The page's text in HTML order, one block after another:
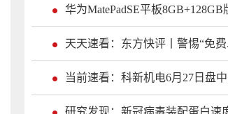
华为MatePadSE平板8GB+128GB
天天速看：东方快评丨警惕“免费
当前速看：科新机电6月27日盘中
研究发现：新冠病毒装配蛋白速